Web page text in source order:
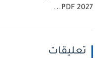
2027 PDF...
تعليقات